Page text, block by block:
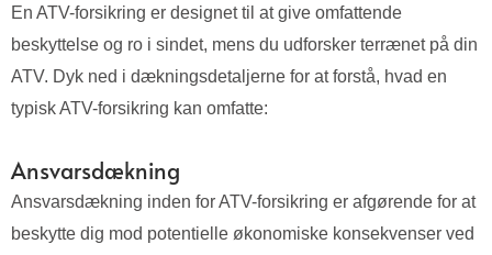
En ATV-forsikring er designet til at give omfattende
beskyttelse og ro i sindet, mens du udforsker terrænet på din
ATV. Dyk ned i dækningsdetaljerne for at forstå, hvad en
typisk ATV-forsikring kan omfatte:
Ansvarsdækning
Ansvarsdækning inden for ATV-forsikring er afgørende for at
beskytte dig mod potentielle økonomiske konsekvenser ved